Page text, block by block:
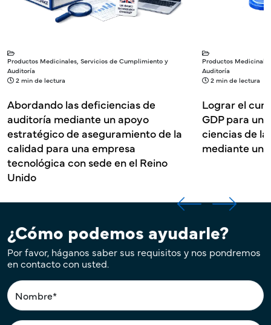
Productos Medicinales, Servicios de Cumplimiento y
Auditoría
2 min de lectura
Abordando las deficiencias de
auditoría mediante un apoyo
estratégico de aseguramiento de la
calidad para una empresa
tecnológica con sede en el Reino
Unido
Productos
Auditoría
2 min de lectura
Lograr el
GDP para
ciencias de
mediante un
¿Cómo podemos ayudarle?
Por favor, háganos saber sus requisitos y nos pondremos
en contacto con usted.